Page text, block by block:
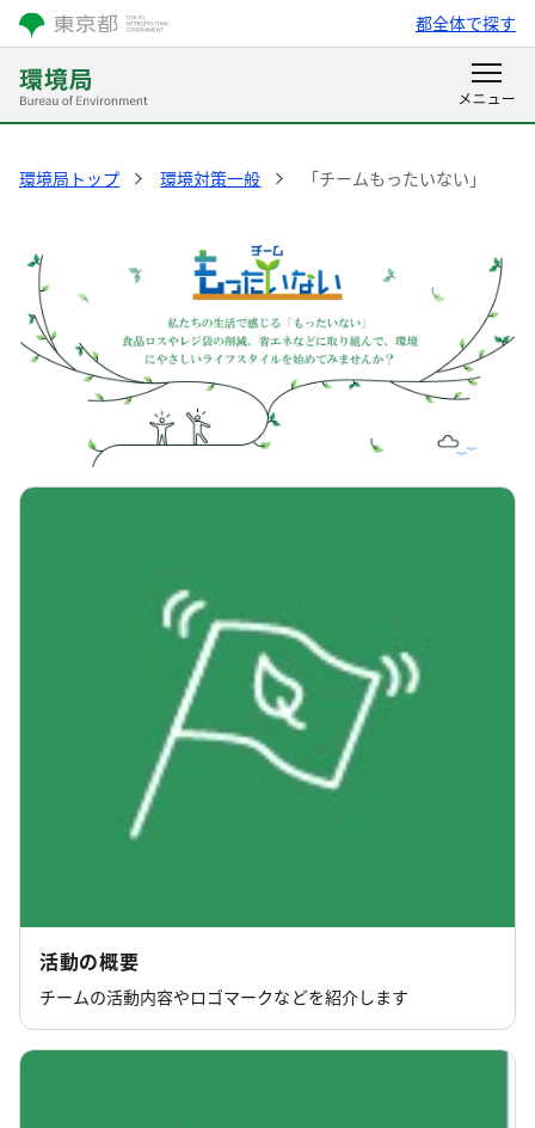
都全体で探す
環境局トップ 環境対策一般 「チームもったいない」
「チームもったいない
活動の概要
チームの活動内容やロゴマークなどを紹介します